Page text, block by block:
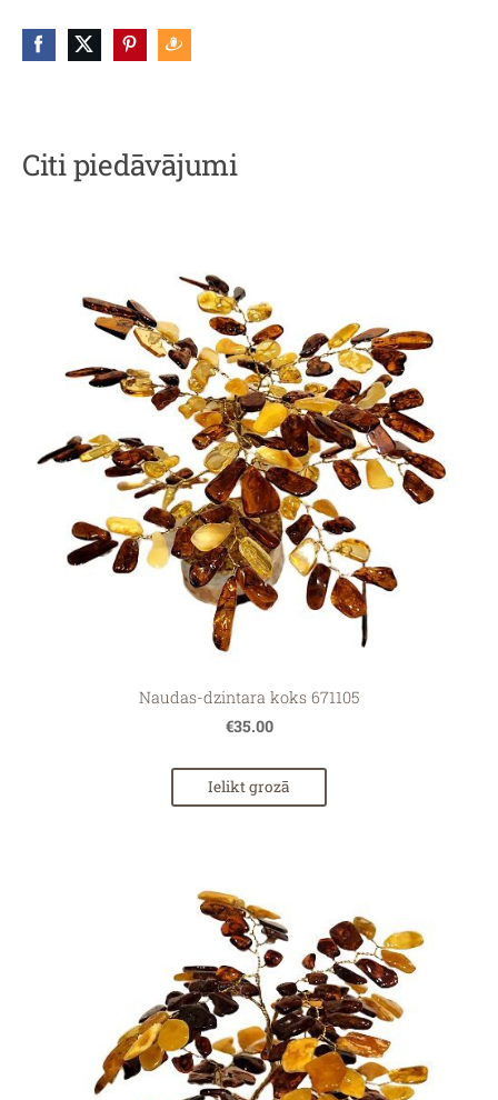
Citi piedāvājumi
Naudas-dzintara koks 671105
€35.00
Ielikt grozā